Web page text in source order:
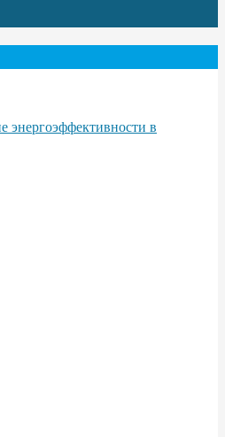
энергоэффективности в